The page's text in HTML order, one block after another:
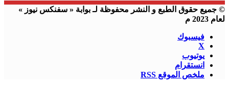
© جميع حقوق الطبع و النشر محفوظة لـ بوابة « سفنكس نيوز »
لعام 2023 م
فيسبوك
X
يوتيوب
انستقرام
ملخص الموقع RSS